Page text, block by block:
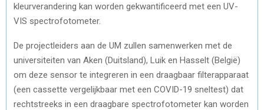
kleurverandering kan worden gekwantificeerd met een UV-
VIS spectrofotometer.
De projectleiders aan de UM zullen samenwerken met de
universiteiten van Aken (Duitsland), Luik en Hasselt (België)
om deze sensor te integreren in een draagbaar filterapparaat
(een cassette vergelijkbaar met een COVID-19 sneltest) dat
rechtstreeks in een draagbare spectrofotometer kan worden